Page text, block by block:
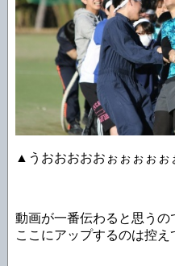
▲うおおおおおぉぉぉぉぉ
動画が一番伝わると思うの
ここにアップするのは控え